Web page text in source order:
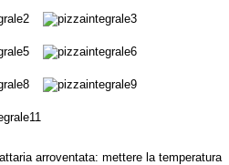
arroventata: mettere la temperatura